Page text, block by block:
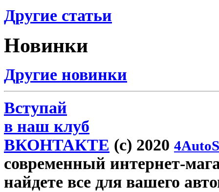
Другие статьи
Новинки
Другие новинки
Вступай
в наш клуб
ВКОНТАКТЕ (c) 2020
современный интернет-
найдете все для вашего